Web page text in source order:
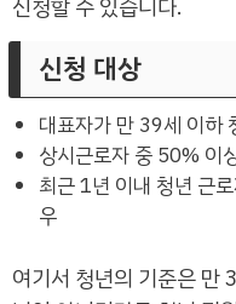
신청 대상
대표자가 만 39세 이하
상시근로자 중 50% 이
최근 1년 이내 청년 근
우
여기서 청년의 기준은 만